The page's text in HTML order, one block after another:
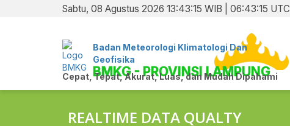
Sabtu, 08 Agustus 2026 13:43:15 WIB | 06:43:15 UTC
Badan Meteorologi Klimatologi Dan
Geofisika
BMKG - PROVINSI LAMPUNG
Cepat, Tepat, Akurat, Luas, dan Mudah Dipahami
REALTIME DATA QUALTY